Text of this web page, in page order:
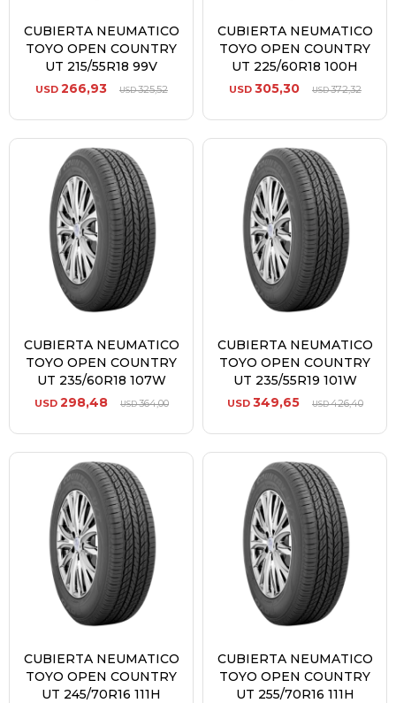
CUBIERTA NEUMATICO
TOYO OPEN COUNTRY
UT 215/55R18 99V
USD 266,93 USD325,52
CUBIERTA NEUMATICO
TOYO OPEN COUNTRY
UT 225/60R18 100H
USD 305,30 USD372,32
CUBIERTA NEUMATICO
TOYO OPEN COUNTRY
UT 235/60R18 107W
USD 298,48 USD364,00
CUBIERTA NEUMATICO
TOYO OPEN COUNTRY
UT 235/55R19 101W
USD 349,65 USD426,40
CUBIERTA NEUMATICO
TOYO OPEN COUNTRY
UT 245/70R16 111H
CUBIERTA NEUMATICO
TOYO OPEN COUNTRY
UT 255/70R16 111H